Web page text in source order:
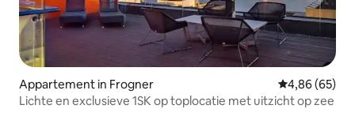
Appartement in Frogner Gemiddelde
4,86 (65)
Lichte en exclusieve 1SK op toplocatie met uitzicht op zee